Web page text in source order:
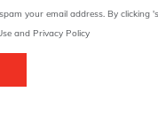
your email address. By clicking
and Privacy Policy